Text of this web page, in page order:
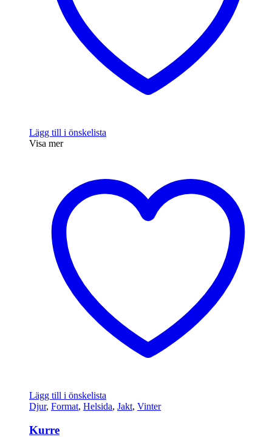
Lägg till i önskelista
Visa mer
Lägg till i önskelista
Djur, Format, Helsida, Jakt, Vinter
Kurre